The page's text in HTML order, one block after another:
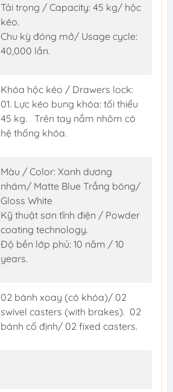
Tải trọng / Capacity: 45 kg/ hộc
kéo.
Chu kỳ đóng mở/ Usage cycle:
40,000 lần.
Khóa hộc kéo / Drawers lock:
01. Lực kéo bung khóa: tối thiểu
45 kg. Trên tay nắm nhôm có
hệ thống khóa.
Màu / Color: Xanh dương
nhám/ Matte Blue Trắng bóng/
Gloss White
Kỹ thuật sơn tĩnh điện / Powder
coating technology.
Độ bền lớp phủ: 10 năm / 10
years.
02 bánh xoay (có khóa)/ 02
swivel casters (with brakes). 02
bánh cố định/ 02 fixed casters.